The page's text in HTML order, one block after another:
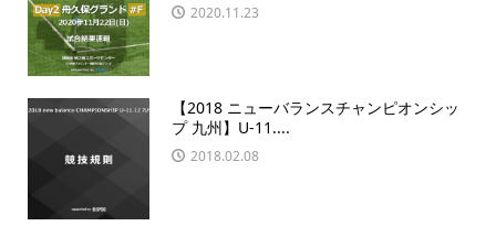
2020.11.23
【2018 ニューバランスチャンピオンシッ
プ 九州】U-11....
2018.02.08